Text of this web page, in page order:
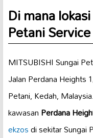
Di mana
Petani
MITSUBISHI Sungai
Jalan Perdana Heights
Petani, Kedah,
kawasanPerdana
ekzosdi sekitar Sungai